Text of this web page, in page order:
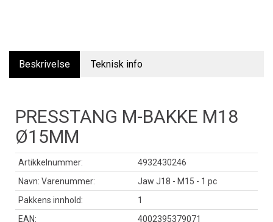
Beskrivelse Teknisk info
PRESSTANG M-BAKKE M18
Ø15MM
Artikkelnummer:
4932430246
Navn: Varenummer:
Jaw J18 - M15 - 1 pc
Pakkens innhold:
1
EAN:
4002395379071